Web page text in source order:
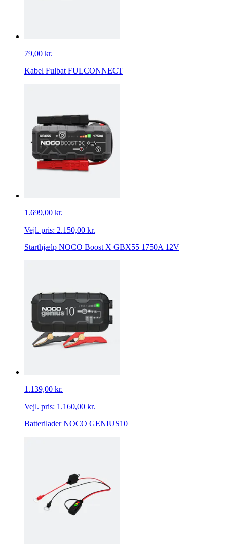
79,00 kr.
Kabel Fulbat FULCONNECT
1.699,00 kr.
Vejl. pris: 2.150,00 kr.
Starthjælp NOCO Boost X GBX55 1750A 12V
1.139,00 kr.
Vejl. pris: 1.160,00 kr.
Batterilader NOCO GENIUS10